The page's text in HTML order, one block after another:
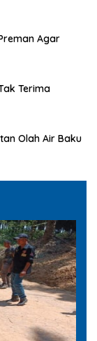
Agar
Terima
Olah Air Baku